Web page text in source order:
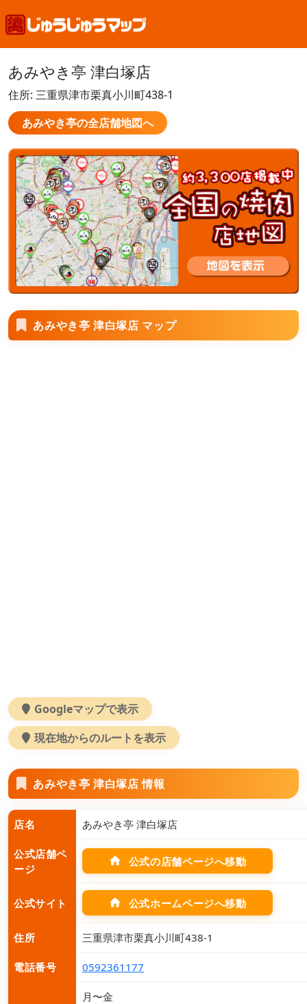
あみやき亭 津白塚店
住所: 三重県津市栗真小川町438-1
あみやき亭の全店舗地図へ
あみやき亭 津白塚店 マップ
Googleマップで表示
現在地からのルートを表示
あみやき亭 津白塚店 情報
店名 あみやき亭 津白塚店
公式店舗ペ
ージ
home 公式の店舗ページへ移動
公式サイト home 公式ホームページへ移動
住所 三重県津市栗真小川町438-1
電話番号 0592361177
月〜金